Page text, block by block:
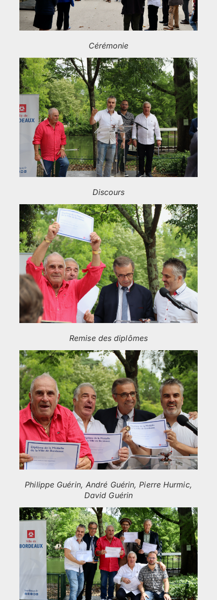
Cérémonie
Discours
Remise des diplômes
Philippe Guérin, André Guérin, Pierre Hurmic,
David Guérin